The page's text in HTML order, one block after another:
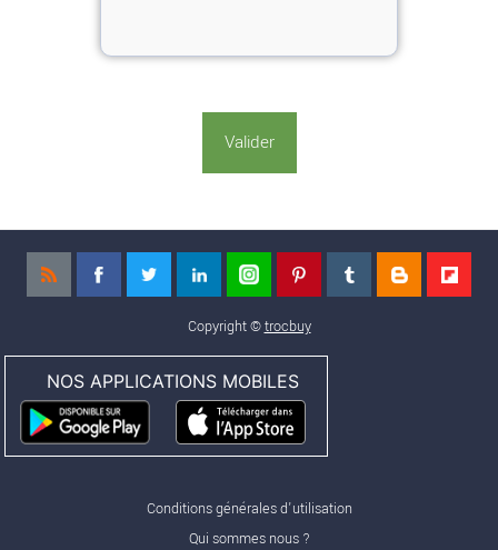
Copyright ©trocbuy
NOS APPLICATIONS MOBILES
Conditions générales d'utilisation
Qui sommes nous ?